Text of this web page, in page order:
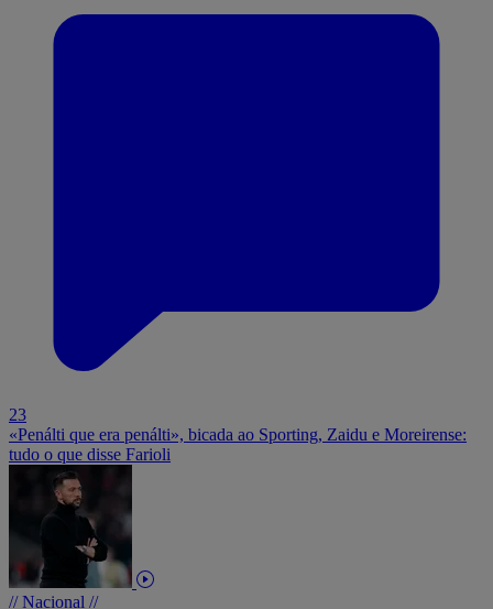
23
«Penálti que era penálti», bicada ao Sporting, Zaidu e Moreirense:
tudo o que disse Farioli
// Nacional //